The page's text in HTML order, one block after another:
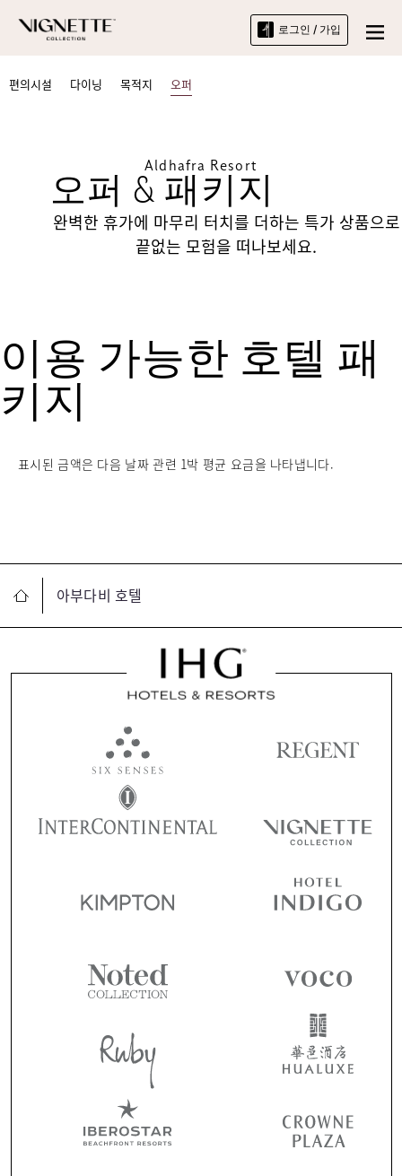
로그인 / 가입
편의시설 다이닝 목적지 오퍼
Aldhafra Resort
오퍼 & 패키지
완벽한 휴가에 마무리 터치를 더하는 특가 상품으로
끝없는 모험을 떠나보세요.
이용 가능한 호텔 패
키지
표시된 금액은 다음 날짜 관련 1박 평균 요금을 나타냅니다.
아부다비 호텔